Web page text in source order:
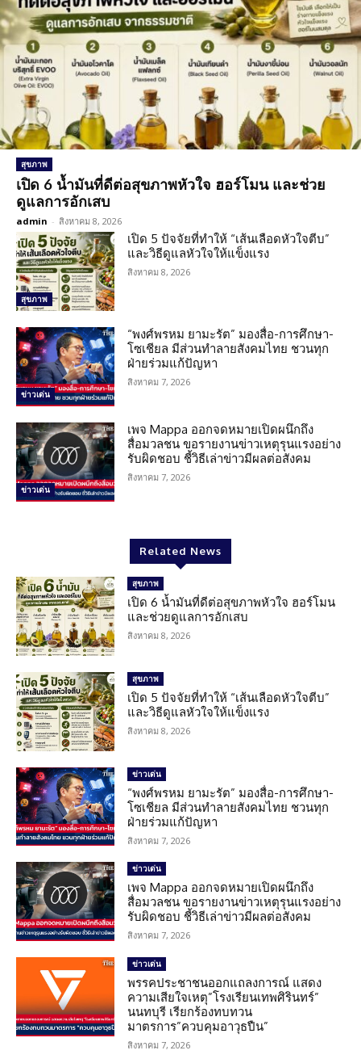
สุขภาพ
เปิด 6 น้ำมันที่ดีต่อสุขภาพหัวใจ ฮอร์โมน และช่วย
ดูแลการอักเสบ
admin - สิงหาคม 8, 2026
สุขภาพ
เปิด 5 ปัจจัยที่ทำให้ “เส้นเลือดหัวใจตีบ”
และวิธีดูแลหัวใจให้แข็งแรง
สิงหาคม 8, 2026
ข่าวเด่น
“พงศ์พรหม ยามะรัต” มองสื่อ-การศึกษา-
โซเชียล มีส่วนทำลายสังคมไทย ชวนทุก
ฝ่ายร่วมแก้ปัญหา
สิงหาคม 7, 2026
ข่าวเด่น
เพจ Mappa ออกจดหมายเปิดผนึกถึง
สื่อมวลชน ขอรายงานข่าวเหตุรุนแรงอย่าง
รับผิดชอบ ชี้วิธีเล่าข่าวมีผลต่อสังคม
สิงหาคม 7, 2026
Related News
สุขภาพ
เปิด 6 น้ำมันที่ดีต่อสุขภาพหัวใจ ฮอร์โมน
และช่วยดูแลการอักเสบ
สิงหาคม 8, 2026
สุขภาพ
เปิด 5 ปัจจัยที่ทำให้ “เส้นเลือดหัวใจตีบ”
และวิธีดูแลหัวใจให้แข็งแรง
สิงหาคม 8, 2026
ข่าวเด่น
“พงศ์พรหม ยามะรัต” มองสื่อ-การศึกษา-
โซเชียล มีส่วนทำลายสังคมไทย ชวนทุก
ฝ่ายร่วมแก้ปัญหา
สิงหาคม 7, 2026
ข่าวเด่น
เพจ Mappa ออกจดหมายเปิดผนึกถึง
สื่อมวลชน ขอรายงานข่าวเหตุรุนแรงอย่าง
รับผิดชอบ ชี้วิธีเล่าข่าวมีผลต่อสังคม
สิงหาคม 7, 2026
ข่าวเด่น
พรรคประชาชนออกแถลงการณ์ แสดง
ความเสียใจเหตุ”โรงเรียนเทพศิรินทร์”
นนทบุรี เรียกร้องทบทวน
มาตรการ”ควบคุมอาวุธปืน”
สิงหาคม 7, 2026